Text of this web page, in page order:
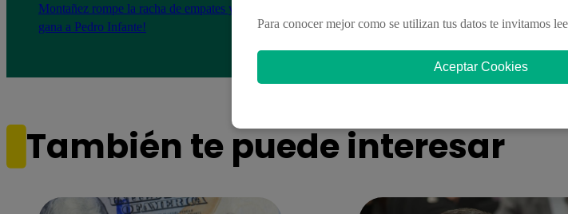
Montañez rompe la racha de empates y le
gana a Pedro Infante!
resiste tras nuevo duelo y decisión
También te puede interesar
Para conocer mejor como se utilizan tus datos te invitamos
Aceptar Cookies